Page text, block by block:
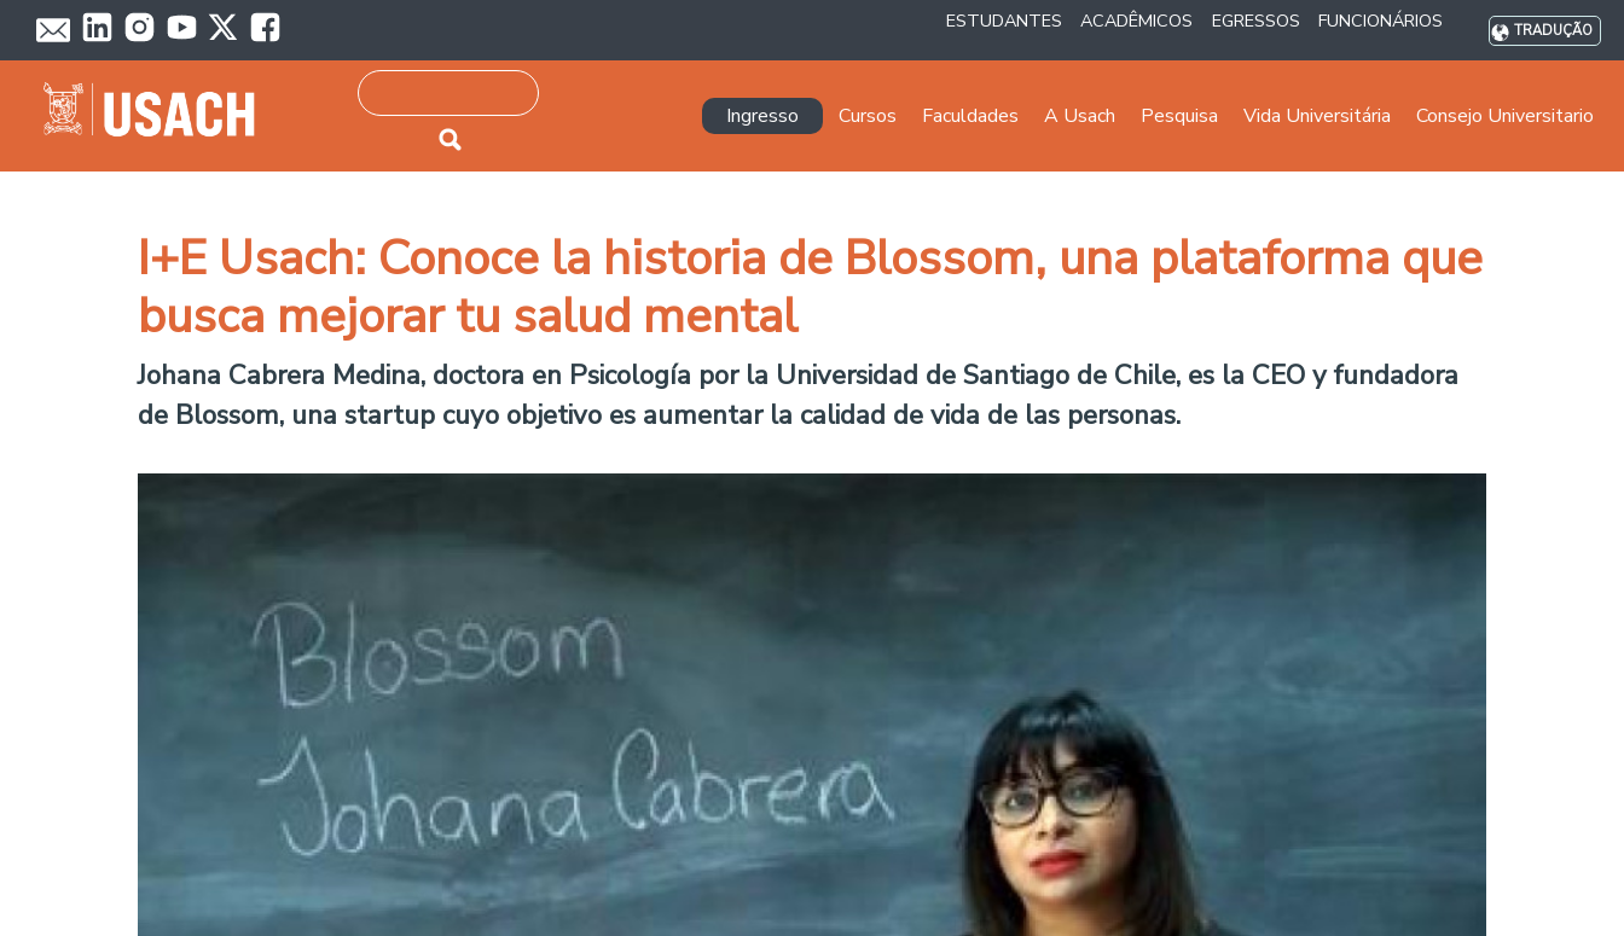
Passar para o conteúdo principal ESTUDANTES ACADÊMICOS EGRESSOS FUNCIONÁRIOS TRADUÇÃO
Pesquisar
Navegación principal
Ingresso Cursos Faculdades A Usach Pesquisa Vida Universitária Consejo Universitario
I+E Usach: Conoce la historia de Blossom, una plataforma que
busca mejorar tu salud mental
Johana Cabrera Medina, doctora en Psicología por la Universidad de Santiago de Chile, es la CEO y fundadora
de Blossom, una startup cuyo objetivo es aumentar la calidad de vida de las personas.